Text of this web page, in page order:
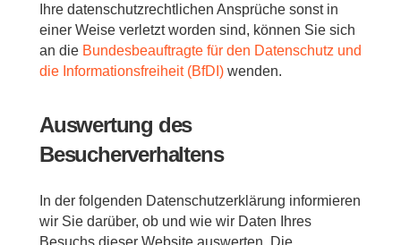
Ihre datenschutzrechtlichen Ansprüche sonst in
einer Weise verletzt worden sind, können Sie sich
an die Bundesbeauftragte für den Datenschutz und
die Informationsfreiheit (BfDI) wenden.
Auswertung des
Besucherverhaltens
In der folgenden Datenschutzerklärung informieren
wir Sie darüber, ob und wie wir Daten Ihres
Besuchs dieser Website auswerten. Die